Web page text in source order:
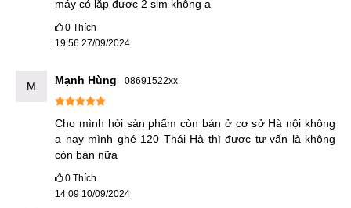
Bộ nhớ ROM 128GB
rộng) OIS
12
MP
16 MP
12 MP(tiêu
máy có lắp được 2 sim không ạ
0 Thích
19:56 27/09/2024
M Mạnh Hùng 08691522xx
Cho mình hỏi sản phẩm còn bán ở cơ sở Hà nội không
ạ nay mình ghé 120 Thái Hà thì được tư vấn là không
còn bán nữa
0 Thích
14:09 10/09/2024